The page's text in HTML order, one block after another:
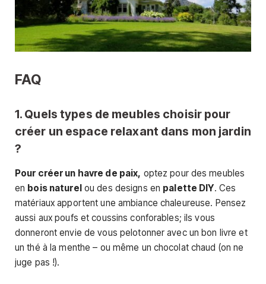
FAQ
1. Quels types de meubles choisir pour
créer un espace relaxant dans mon jardin
?
Pour créer un havre de paix, optez pour des meubles
en bois naturel ou des designs en palette DIY. Ces
matériaux apportent une ambiance chaleureuse. Pensez
aussi aux poufs et coussins conforables; ils vous
donneront envie de vous pelotonner avec un bon livre et
un thé à la menthe – ou même un chocolat chaud (on ne
juge pas !).